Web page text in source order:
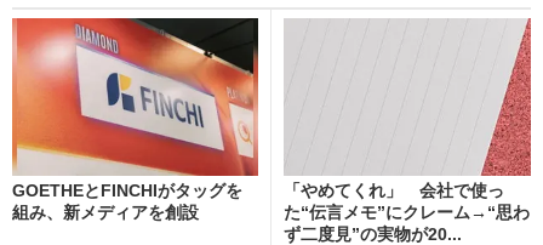
GOETHEとFINCHIがタッグを
組み、新メディアを創設
「やめてくれ」 会社で使っ
た“伝言メモ”にクレーム→“思わ
ず二度見”の実物が20...